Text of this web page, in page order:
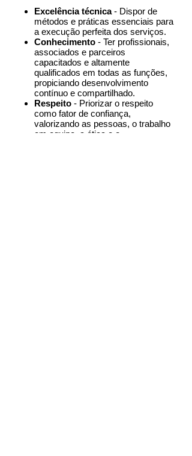
Excelência técnica- Dispor de
métodos e práticas essenciais para
a execução perfeita dos serviços.
Conhecimento - Ter profissionais,
associados e parceiros
capacitados e altamente
qualificados em todas as funções,
propiciando desenvolvimento
contínuo e compartilhado.
Respeito - Priorizar o respeito
como fator de confiança,
valorizando as pessoas, o trabalho
em equipe, a ética e o